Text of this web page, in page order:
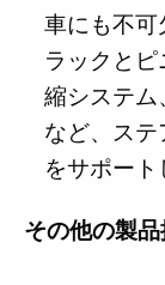
車にも不可
ラックと
縮システ
など、ス
をサポート
その他の製